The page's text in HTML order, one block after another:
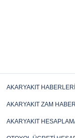
AKARYAKIT HABERLERI
AKARYAKIT ZAM
AKARYAKIT